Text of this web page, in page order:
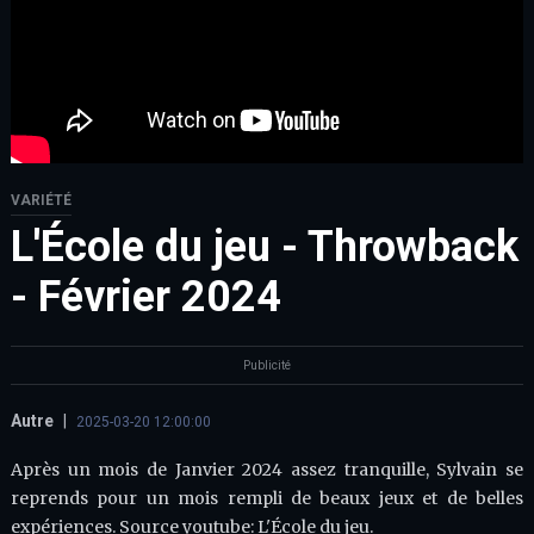
VARIÉTÉ
L'École du jeu - Throwback
- Février 2024
Publicité
Autre 2025-03-20 12:00:00
Après un mois de Janvier 2024 assez tranquille, Sylvain se
reprends pour un mois rempli de beaux jeux et de belles
expériences. Source youtube: L'École du jeu.